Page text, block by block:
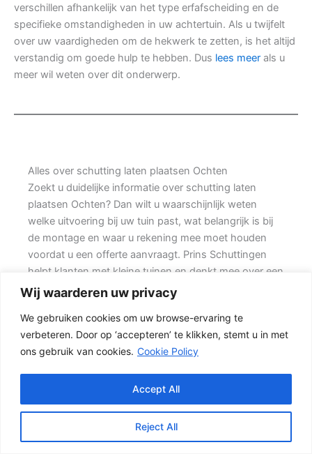
Wij waarderen uw privacy
We gebruiken cookies om uw browse-ervaring te
verbeteren. Door op ‘accepteren’ te klikken, stemt u in met
ons gebruik van cookies. Cookie Policy
Reject All
Accept All
verschillen afhankelijk van het type erfafscheiding en de
specifieke omstandigheden in uw achtertuin. Als u twijfelt
over uw vaardigheden om de hekwerk te zetten, is het altijd
verstandig om goede hulp te hebben. Dus lees meer als u
meer wil weten over dit onderwerp.
Alles over schutting laten plaatsen Ochten
Zoekt u duidelijke informatie over schutting laten
plaatsen Ochten? Dan wilt u waarschijnlijk weten
welke uitvoering bij uw tuin past, wat belangrijk is bij
de montage en waar u rekening mee moet houden
voordat u een offerte aanvraagt. Prins Schuttingen
helpt klanten met kleine tuinen en denkt mee over een
stevige oplossing.
Een nette tuinafscheiding vraagt om meer dan alleen
een paar schermen en palen. Wilt u zo min mogelijk
onderhoud, dan is een betonschutting of hout-beton
combinatie vaak een slimme keuze. Ook de
ondergrond, de lengte van de schutting en de
aanwezigheid van poorten of hoeken hebben invloed
op de beste oplossing.